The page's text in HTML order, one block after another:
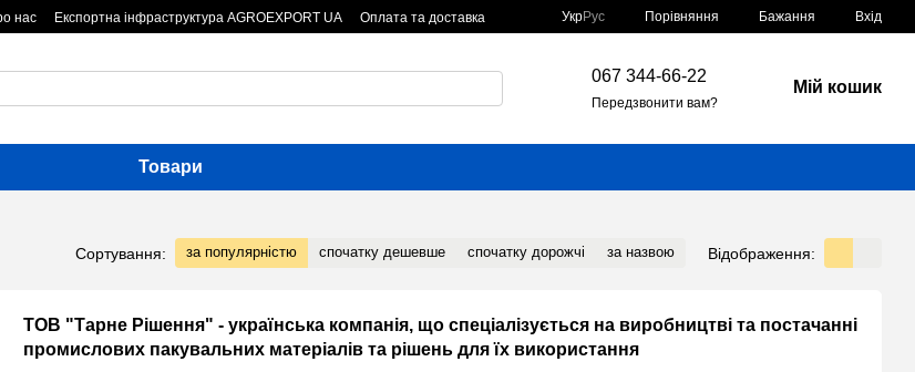
нас Експортна інфраструктура AGROEXPORT UA
Оплата та доставка
УкрРус Порівняння Бажання Вхід
067 344-66-22
Передзвонити вам?
Мій кошик
Товари
Сортування: за популярністю спочатку дешевше спочатку дорожчі за назвою Відображення:
ТОВ "Тарне Рішення" - українська компанія, що спеціалізується на виробництві та постачанні
промислових пакувальних матеріалів та рішень для їх використання